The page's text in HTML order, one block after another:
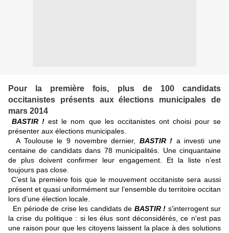
Pour la première fois, plus de 100 candidats
occitanistes présents aux élections municipales de
mars 2014
BASTIR ! est le nom que les occitanistes ont choisi pour se
présenter aux élections municipales.
A Toulouse le 9 novembre dernier, BASTIR ! a investi une
centaine de candidats dans 78 municipalités. Une cinquantaine
de plus doivent confirmer leur engagement. Et la liste n’est
toujours pas close.
C’est la première fois que le mouvement occitaniste sera aussi
présent et quasi uniformément sur l’ensemble du territoire occitan
lors d’une élection locale.
En période de crise les candidats de BASTIR ! s'interrogent sur
la crise du politique : si les élus sont déconsidérés, ce n'est pas
une raison pour que les citoyens laissent la place à des solutions